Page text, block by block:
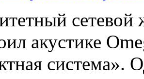
акустике
система».